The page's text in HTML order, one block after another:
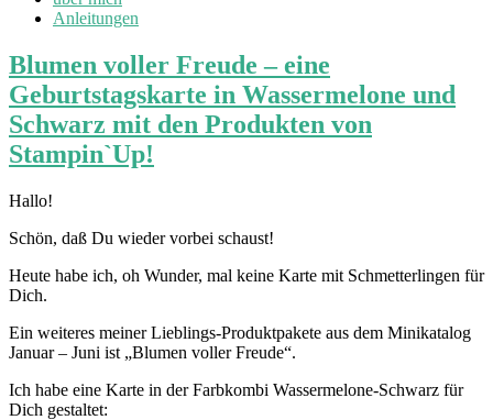
Anleitungen
Blumen voller Freude – eine
Geburtstagskarte in Wassermelone und
Schwarz mit den Produkten von
Stampin`Up!
Hallo!
Schön, daß Du wieder vorbei schaust!
Heute habe ich, oh Wunder, mal keine Karte mit Schmetterlingen für
Dich.
Ein weiteres meiner Lieblings-Produktpakete aus dem Minikatalog
Januar – Juni ist „Blumen voller Freude“.
Ich habe eine Karte in der Farbkombi Wassermelone-Schwarz für
Dich gestaltet: